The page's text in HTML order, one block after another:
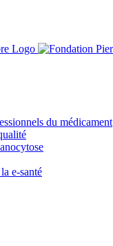
du médicament
e-santé